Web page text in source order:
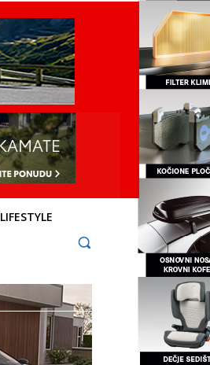
LIFESTYLE